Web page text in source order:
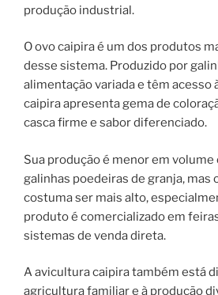
produção industrial.
O ovo caipira é um dos produtos
desse sistema. Produzido por
alimentação variada e têm acesso
caipira apresenta gema de
casca firme e sabor diferenciado.
Sua produção é menor em volume
galinhas poedeiras de granja, mas
costuma ser mais alto,
produto é comercializado em
sistemas de venda direta.
A avicultura caipira também está
agricultura familiar e à produção